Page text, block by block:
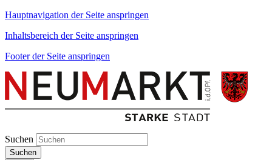
Hauptnavigation der Seite anspringen
Inhaltsbereich der Seite anspringen
Footer der Seite anspringen
Suchen
Suchen